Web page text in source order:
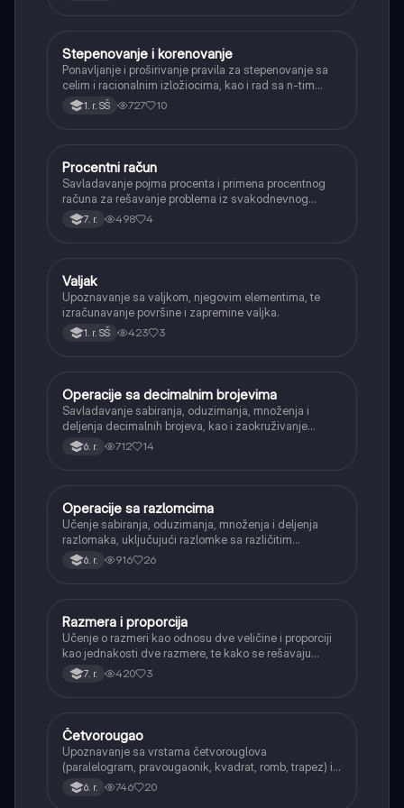
Matematika
Stepenovanje i korenovanje
Ponavljanje i proširivanje pravila za stepenovanje sa
celim i racionalnim izložiocima, kao i rad sa n-tim
korenima i racionalizacijom imenioca.
1. r. SŠ 727 10
Matematika
Procentni račun
Savladavanje pojma procenta i primena procentnog
računa za rešavanje problema iz svakodnevnog
života, kao što su popusti, kamate i povećanja.
7. r. 498 4
Matematika
Valjak
Upoznavanje sa valjkom, njegovim elementima, te
izračunavanje površine i zapremine valjka.
1. r. SŠ 423 3
Matematika
Operacije sa decimalnim brojevima
Savladavanje sabiranja, oduzimanja, množenja i
deljenja decimalnih brojeva, kao i zaokruživanje
decimalnih brojeva.
6. r. 712 14
Matematika
Operacije sa razlomcima
Učenje sabiranja, oduzimanja, množenja i deljenja
razlomaka, uključujući razlomke sa različitim
imeniocima.
6. r. 916 26
Matematika
Razmera i proporcija
Učenje o razmeri kao odnosu dve veličine i proporciji
kao jednakosti dve razmere, te kako se rešavaju
proporcije.
7. r. 420 3
Matematika
Četvorougao
Upoznavanje sa vrstama četvorouglova
(paralelogram, pravougaonik, kvadrat, romb, trapez) i
njihovim osnovnim svojstvima.
6. r. 746 20